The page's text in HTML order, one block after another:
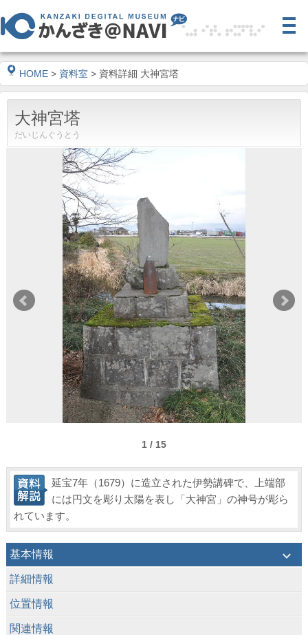
HOME > 資料室 > 資料詳細 大神宮塔
大神宮塔
だいじんぐうとう
1 / 15
延宝7年（1679）に造立された伊勢講碑で、上端部
には円文を彫り太陽を表し「大神宮」の神号が彫ら
れています。
基本情報 keyboard_arrow_down
詳細情報
位置情報
関連情報